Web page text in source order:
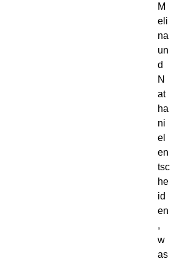
M
eli
na
un
d
N
at
ha
ni
el
en
tsc
he
id
en
,
w
as